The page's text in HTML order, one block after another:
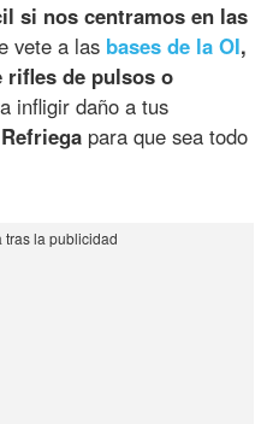
si nos centramos en las
vete a las bases de la OI,
rifles de pulsos o
infligir daño a tus
para que sea todo